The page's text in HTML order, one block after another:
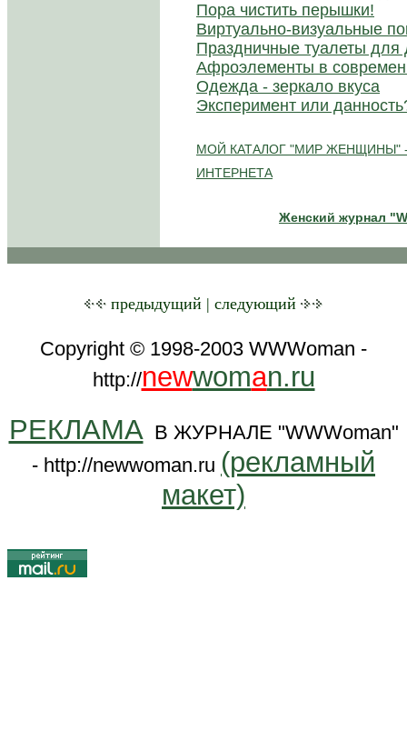
Пора чистить перышки!
Виртуально-визуальные
Праздничные туалеты для
Афроэлементы в
Одежда - зеркало вкуса
Эксперимент или
МОЙ КАТАЛОГ "МИР ЖЕНЩИНЫ"
ИНТЕРНЕТА
Женский журнал
предыдущий | следующий
Copyright © 1998-2003 WWWoman -
http://newwoman.ru
РЕКЛАМАВ ЖУРНАЛЕ "WWWoman"
- http://newwoman.ru (рекламный
макет)